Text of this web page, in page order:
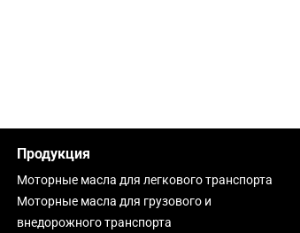
Продукция
Моторные масла для легкового транспорта
Моторные масла для грузового и
внедорожного транспорта